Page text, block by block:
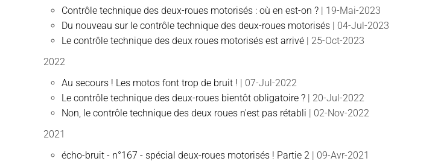
Contrôle technique des deux-roues motorisés : où en est-on ?
| 19-Mai-2023
Du nouveau sur le contrôle technique des deux-roues motorisés
| 04-Jul-2023
Le contrôle technique des deux roues motorisés est arrivé
| 25-Oct-2023
2022
Au secours ! Les motos font trop de bruit !
| 07-Jul-2022
Le contrôle technique des deux-roues bientôt obligatoire ?
| 20-Jul-2022
Non, le contrôle technique des deux roues n'est pas rétabli
| 02-Nov-2022
2021
écho-bruit - n°167 - spécial deux-roues motorisés ! Partie 2
| 09-Avr-2021